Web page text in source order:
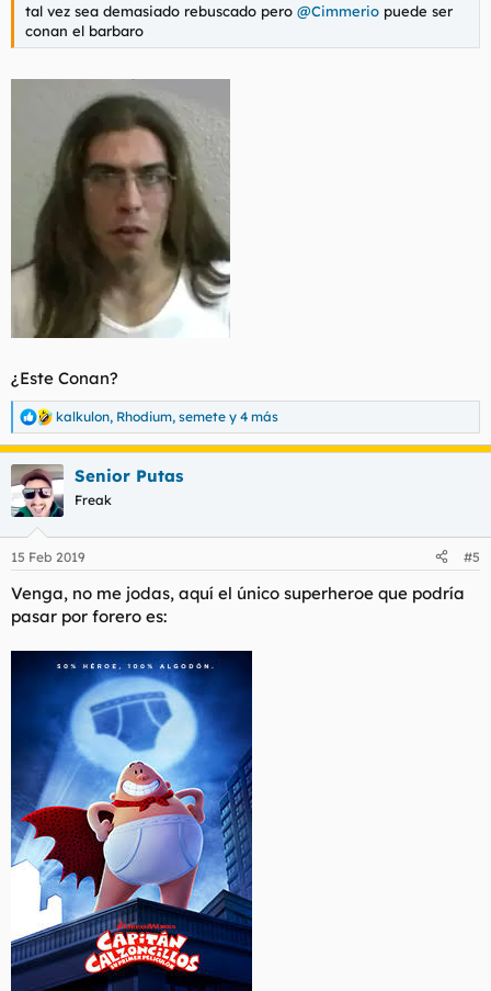
tal vez sea demasiado rebuscado pero @Cimmerio puede ser
conan el barbaro
¿Este Conan?
R
e
c
c
i
e
:
kalkulon, Rhodium, semete y 4 más
Senior Putas
Freak
15 Feb 2019 #5
Venga, no me jodas, aquí el único superheroe que podría
pasar por forero es: